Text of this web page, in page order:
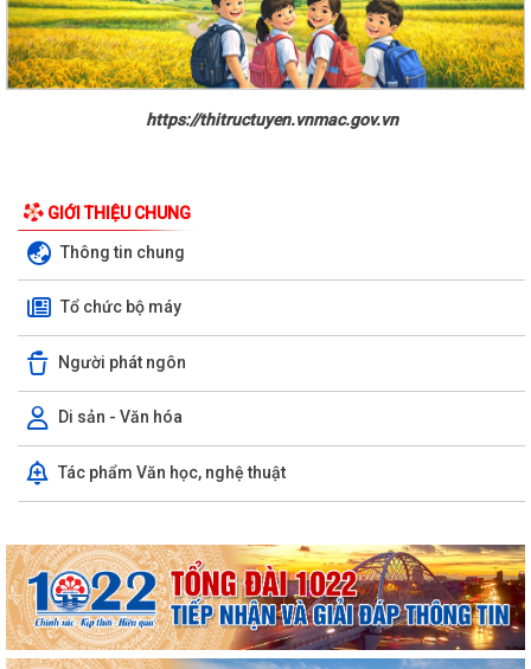
https://thitructuyen.vnmac.gov.vn
GIỚI THIỆU CHUNG
Thông tin chung
Tổ chức bộ máy
Người phát ngôn
Di sản - Văn hóa
Tác phẩm Văn học, nghệ thuật